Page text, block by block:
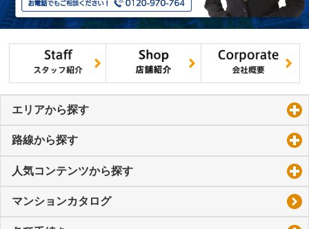
エリアから探す
路線から探す
人気コンテンツから探す
マンションカタログ